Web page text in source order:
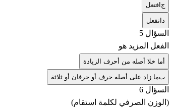
ج افتعل
د انفعل
السؤال 5
الفعل المزيد هو
أما خلا أصله من أحرف الزيادة
بما زاد على أصله حرف أو حرفان أو ثلاثة
السؤال 6
(الوزن الصرفي لكلمة استقام)